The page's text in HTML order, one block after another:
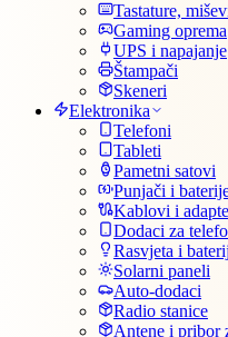
Tastature,
Gaming oprema
UPS i napajanje
Štampači
Skeneri
Elektronika
Telefoni
Tableti
Pametni satovi
Punjači i
Kablovi i
Dodaci za
Rasvjeta i
Solarni paneli
Auto-dodaci
Radio stanice
Antene i pribor